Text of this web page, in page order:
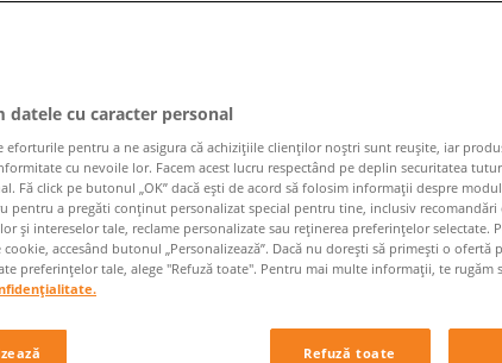
cu caracter personal
eforturile pentru a ne asigura că achizițiile clienților noștri sunt reușite, iar
cu nevoile lor. Facem acest lucru respectând pe deplin securitatea
Fă click pe butonul „OK” dacă ești de acord să folosim informații despre
pentru a pregăti conținut personalizat special pentru tine, inclusiv recomandări
și intereselor tale, reclame personalizate sau reținerea preferințelor selectate.
accesând butonul „Personalizează”. Dacă nu dorești să primești o ofertă
preferințelor tale, alege "Refuză toate". Pentru mai multe informații, te rugăm
Refuză toate